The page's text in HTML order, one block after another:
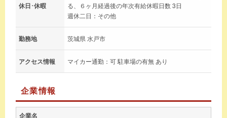
休日･休暇
る、６ヶ月経過後の年次有給休暇日数 3日
週休二日：その他
勤務地 茨城県 水戸市
アクセス情報 マイカー通勤：可 駐車場の有無 あり
企業情報
企業名